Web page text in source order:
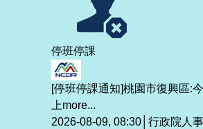
停班停課
[停班停課通知]桃園市復興區:
上more...
2026-08-09, 08:30│行政院人